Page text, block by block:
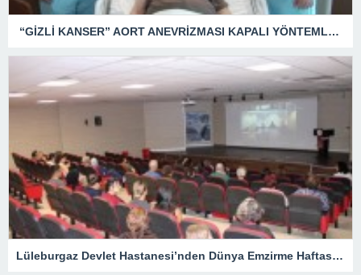
“GİZLİ KANSER” AORT ANEVRİZMASI KAPALI YÖNTEMLE TEDAVİ EDİLDİ
Lüleburgaz Devlet Hastanesi’nden Dünya Emzirme Haftası Katılımı